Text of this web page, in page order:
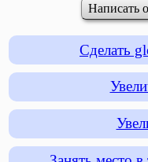
Написать
Сделать